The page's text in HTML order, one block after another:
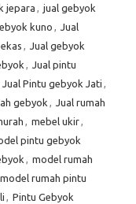
jepara , jual gebyok
kuno , Jual
, Jual gebyok
, Jual pintu
Jual Pintu gebyok Jati ,
gebyok , Jual rumah
, mebel ukir,
pintu gebyok
, model rumah
model rumah pintu
, Pintu Gebyok